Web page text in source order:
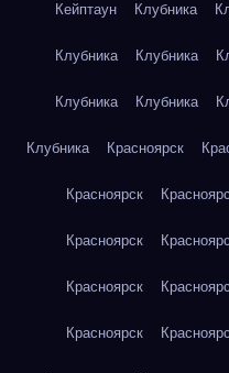
Кейптаун Клубника
Клубника Клубника
Клубника Клубника
Клубника Красноярск
Красноярск
Красноярск
Красноярск
Красноярск